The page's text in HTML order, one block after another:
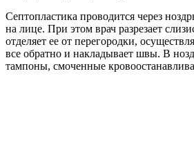
Септопластика проводится через
на лице. При этом врач разрезает
отделяет ее от перегородки,
все обратно и накладывает швы. В
тампоны, смоченные